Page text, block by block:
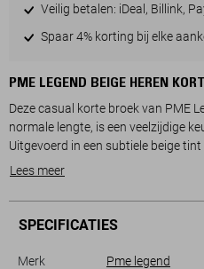
Veilig betalen: iDeal, Billink,
Spaar 4% korting bij elke
PME LEGEND BEIGE HEREN
Deze casual korte broek van PME
normale lengte, is een veelzijdige
Uitgevoerd in een subtiele beige
de broek een stijlvolle en tijdloze
bijdraagt aan de stoere look. De
zorgt voor een comfortabele
Lees meer
SPECIFICATIES
Merk
Pme legend